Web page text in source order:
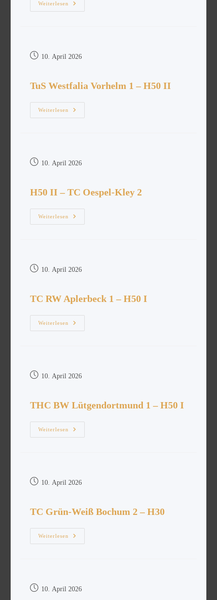
Weiterlesen
10. April 2026
TuS Westfalia Vorhelm 1 – H50 II
Weiterlesen
10. April 2026
H50 II – TC Oespel-Kley 2
Weiterlesen
10. April 2026
TC RW Aplerbeck 1 – H50 I
Weiterlesen
10. April 2026
THC BW Lütgendortmund 1 – H50 I
Weiterlesen
10. April 2026
TC Grün-Weiß Bochum 2 – H30
Weiterlesen
10. April 2026